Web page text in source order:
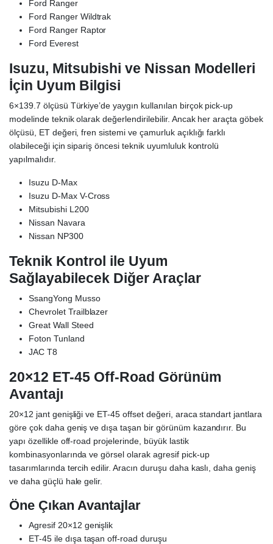
Ford Ranger
Ford Ranger Wildtrak
Ford Ranger Raptor
Ford Everest
Isuzu, Mitsubishi ve Nissan Modelleri
İçin Uyum Bilgisi
6×139.7 ölçüsü Türkiye’de yaygın kullanılan birçok pick-up
modelinde teknik olarak değerlendirilebilir. Ancak her araçta göbek
ölçüsü, ET değeri, fren sistemi ve çamurluk açıklığı farklı
olabileceği için sipariş öncesi teknik uyumluluk kontrolü
yapılmalıdır.
Isuzu D-Max
Isuzu D-Max V-Cross
Mitsubishi L200
Nissan Navara
Nissan NP300
Teknik Kontrol ile Uyum
Sağlayabilecek Diğer Araçlar
SsangYong Musso
Chevrolet Trailblazer
Great Wall Steed
Foton Tunland
JAC T8
20×12 ET-45 Off-Road Görünüm
Avantajı
20×12 jant genişliği ve ET-45 offset değeri, araca standart jantlara
göre çok daha geniş ve dışa taşan bir görünüm kazandırır. Bu
yapı özellikle off-road projelerinde, büyük lastik
kombinasyonlarında ve görsel olarak agresif pick-up
tasarımlarında tercih edilir. Aracın duruşu daha kaslı, daha geniş
ve daha güçlü hale gelir.
Öne Çıkan Avantajlar
Agresif 20×12 genişlik
ET-45 ile dışa taşan off-road duruşu